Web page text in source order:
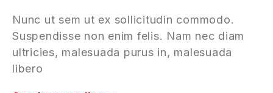
Nunc ut sem ut ex sollicitudin commodo.
Suspendisse non enim felis. Nam nec diam
ultricies, malesuada purus in, malesuada
libero